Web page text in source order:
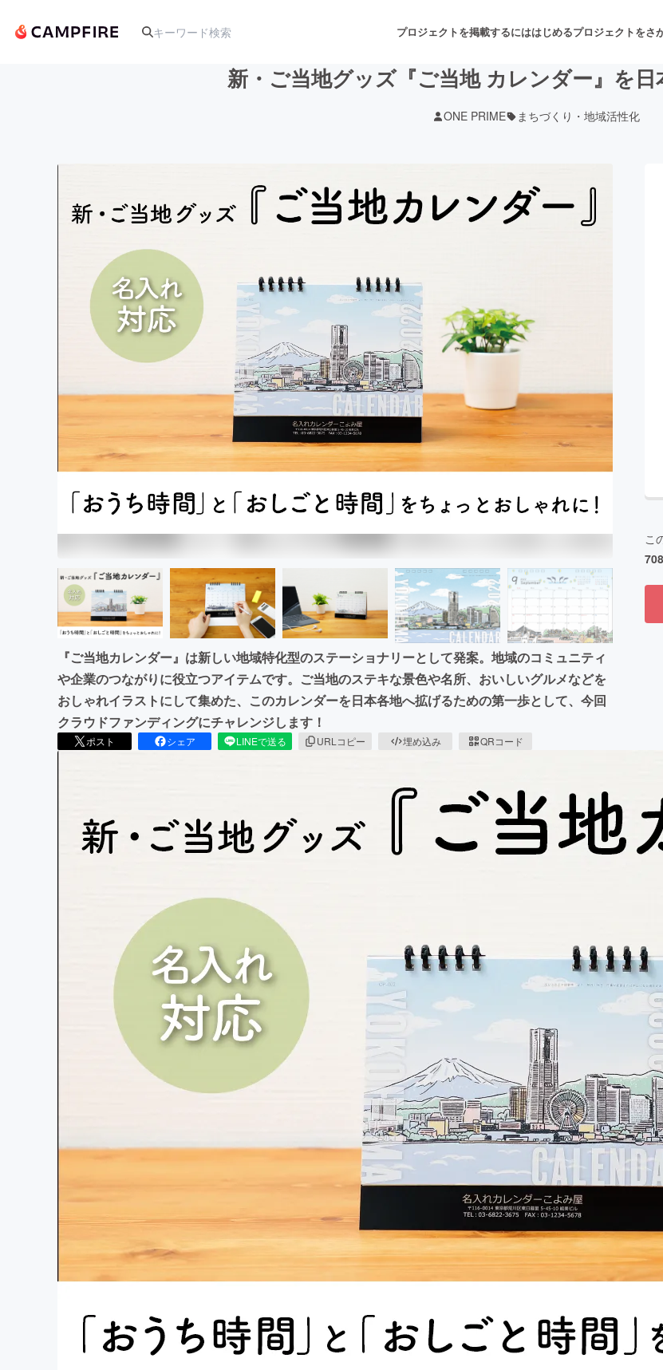
プロジェクトを掲載するにははじめるプロジェクトをさ
音楽 舞台・パフォ
映像・映画 書籍・雑誌出版
ビジネス・起業 チャレンジ ビューティー
まちづくり・地域活性化
CAMPFIRE for Social GoodCAMPFIRE Creation
CAMPFIREふるさと納税 machi-ya コミュニティ
新・ご当地グッズ『ご当地 カレンダー』を日
ONE PRIME まちづくり・地域活性化
『ご当地カレンダー』は新しい地域特化型のステーショナリーとして発案。地域のコミュニティ
や企業のつながりに役立つアイテムです。ご当地のステキな景色や名所、おいしいグルメなどを
おしゃれイラストにして集めた、このカレンダーを日本各地へ拡げるための第一歩として、今回
クラウドファンディングにチャレンジします！
ポスト シェア LINEで送る URLコピー 埋め込み QRコード
こ